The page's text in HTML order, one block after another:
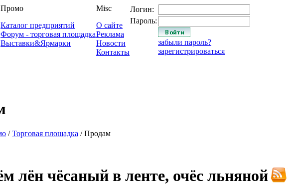
Промо
Каталог предприятий
Форум - торговая площадка
Выставки&Ярмарки
Misc
О сайте
Реклама
Новости
Контакты
Логин:
Пароль:
забыли пароль?
зарегистрироваться
/Торговая площадка / Продам
лён чёсаный в ленте, очёс льняной